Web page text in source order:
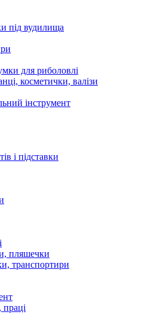
під вудилища
для риболовлі
косметички, валізи
інструмент
і підставки
пляшечки
транспортири